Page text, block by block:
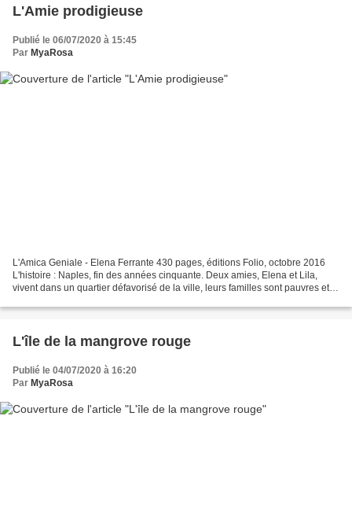
L'Amie prodigieuse
Publié le 06/07/2020 à 15:45
Par MyaRosa
L'Amica Geniale - Elena Ferrante 430 pages, éditions Folio, octobre 2016
L'histoire : Naples, fin des années cinquante. Deux amies, Elena et Lila,
vivent dans un quartier défavorisé de la ville, leurs familles sont pauvres et,
L'île de la mangrove rouge
Publié le 04/07/2020 à 16:20
Par MyaRosa